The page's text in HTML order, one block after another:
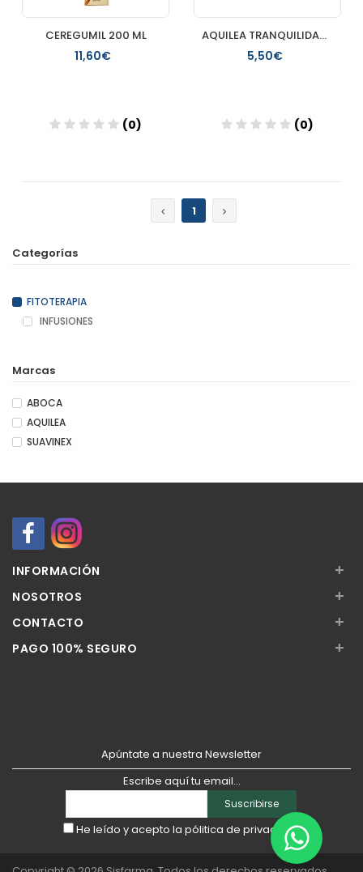
CEREGUMIL 200 ML
11,60€
(0)
AQUILEA TRANQUILIDAD 20 SOBRES
5,50€
(0)
1
Categorías
FITOTERAPIA
INFUSIONES
Marcas
ABOCA
AQUILEA
SUAVINEX
INFORMACIÓN +
NOSOTROS +
CONTACTO +
PAGO 100% SEGURO +
Apúntate a nuestra Newsletter
Escribe aquí tu email...
Suscribirse
He leído y acepto la pólitica de privacidad